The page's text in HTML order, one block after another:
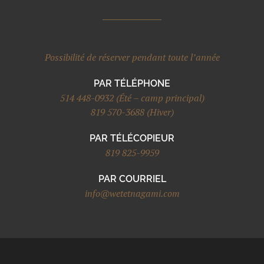
Possibilité de réserver pendant toute l’année
PAR TÉLÉPHONE
514 448-0932 (Été – camp principal)
819 570-3688 (Hiver)
PAR TÉLÉCOPIEUR
819 825-9959
PAR COURRIEL
info@wetetnagami.com